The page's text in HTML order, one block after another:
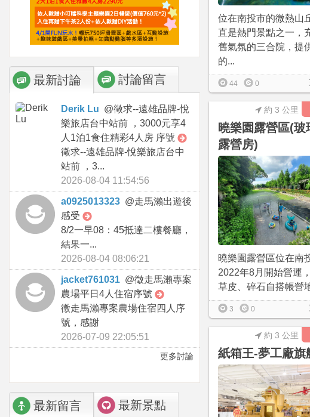
最新討論 討論留言
Derik Lu @徵求--遠雄品牌-悅
樂旅店台中站前 ，3000元享4
人1泊1食住精彩4人房 序號
徵求--遠雄品牌-悅樂旅店台中
站前 ，3...
2026-08-04 11:54:56
a0925013323 @走馬瀨出遊後
感受
8/2一早08：45抵達二樓餐廳，
結果一...
2026-08-04 08:06:21
jacket761031 @徵走馬瀨專案
農場平日4人住宿序號
徵走馬瀨專案農場住宿四人序
號，感謝
2026-07-09 22:05:51
更多討論
最新留言 最新景點
位在南投市的微熱山
直是熱門景點之一，
舊氣氛的三合院，提
的...
44 0
曉樂園露營區(玻
露營房)
約 3 公里
曉樂園露營區位在南
2022年8月開始營運
草皮、碎石自搭帳營
3 0
紙箱王-夢工廠旗
約 3 公里